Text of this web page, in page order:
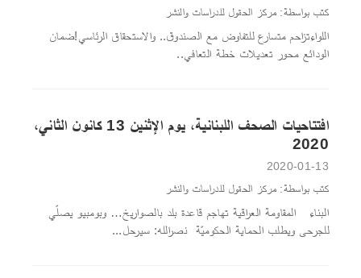
كتب بواسطة: مركز الحقول للدراسات والنشر
اللواءتزاحم متسارع للتفاوض مع الصندوق.. والاستحقاق الرئاسي!ضمان
الودائع محور تعديلات خطة التعافي..
افتتاحيات الصحف اللبنانية، يوم الإثنين 13 كانون الثاني،
2020
2020-01-13
كتب بواسطة: مركز الحقول للدراسات والنشر
البناء المقاومة العراقية تهاجم قاعدة بلد بالصواريخ… وبومبيو يصلّي
للجرحى ويطلب الحماية الحكوميّة نصرالله: سيرحل...